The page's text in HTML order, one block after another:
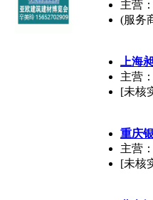
主营
(服务
上海
主营
[未核
重庆
主营
[未核